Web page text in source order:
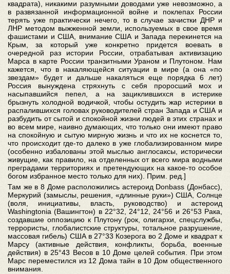
квадрата), никакими разумными доводами уже невозможно, а
в развязанной информационной войне и поклепах России
терять уже практически нечего, то в случае зачистки ДНР и
ЛНР методом выжженной земли, используемых в свое время
фашистами и США, внимание США и Запада перекинется на
Крым, за который уже конкретно придется воевать в
очередной раз истории России, отрабатывая активизацию
Марса в карте России транзитными Ураном и Плутоном. Нам
кажется, что в накаляющейся ситуации в мире (а она «по
звездам» будет и дальше накаляться еще порядка 6 лет)
Россия вынуждена стряхнуть с себя проросший мох и
насыпавшийся пепел, а на зациклившихся в истерике
брызнуть холодной водичкой, чтобы остудить жар истерики в
распалившихся головах руководителей стран Запада и США и
разбудить от сытой и спокойной жизни людей в этих странах и
во всем мире, наивно думающих, что только они имеют право
на спокойную и сытую мирную жизнь и что их не коснется то,
что происходит где-то далеко в уже глобализированном мире
(особенно избалованы этой мыслью англосаксы, исторически
живущие, как правило, на отделенных от всего мира водными
преградами территориях и претендующих на какое-то особое
богом избранное место только для них). Прим. ред.]
Там же в 8 Доме расположились астероид Donbass (Донбасс),
Меркурий (замыслы, решения, «длинные руки») США, Солнце
(воля, инициативы, власть, руководство) и астероид
Washingtonia (Вашингтон) в 22°32, 24°12, 24°56 и 26°53 Рака,
создавшие оппозицию к Плутону (рок, олигархи, спецслужбы,
террористы, глобалистские структуры, тотальное разрушение,
массовая гибель) США в 27°33 Козерога во 2 Доме и квадрат к
Марсу (активные действия, конфликты, борьба, военные
действия) в 25°43 Весов в 10 Доме целей события. При этом
Марс переместился из 12 Дома тайн в 10 Дом общественного
внимания.